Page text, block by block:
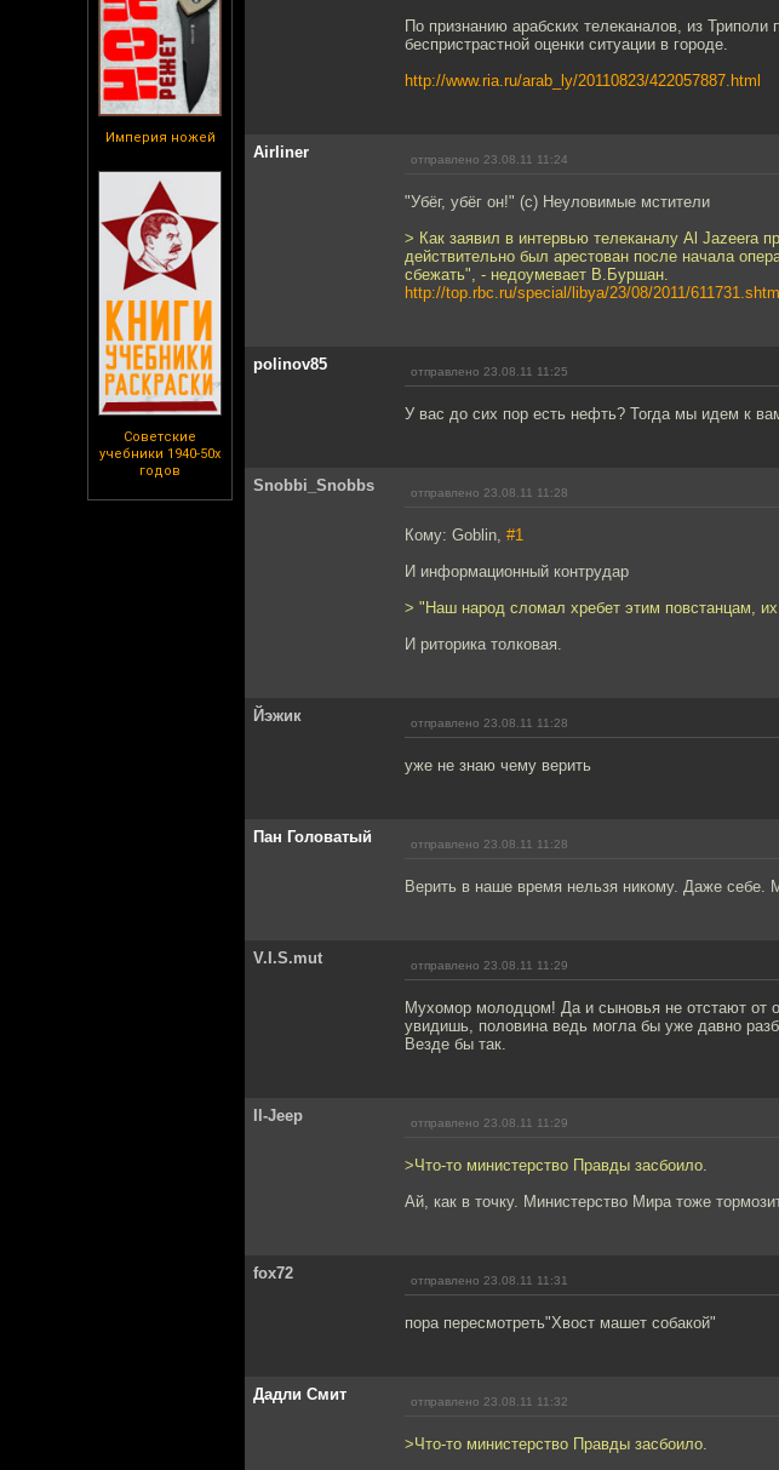
Империя ножей
Советские
учебники 1940-50х
годов
По признанию арабских телеканалов, из Триполи
беспристрастной оценки ситуации в городе.
http://www.ria.ru/arab_ly/20110823/422057887.html
Airliner отправлено 23.08.11 11:24
"Убёг, убёг он!" (с) Неуловимые мстители
> Как заявил в интервью телеканалу Al Jazeera
действительно был арестован после начала
сбежать", - недоумевает В.Буршан.
http://top.rbc.ru/special/libya/23/08/2011/611731.shtml
polinov85 отправлено 23.08.11 11:25
У вас до сих пор есть нефть? Тогда мы идем к
Snobbi_Snobbs отправлено 23.08.11 11:28
Кому: Goblin, #1
И информационный контрудар
> "Наш народ сломал хребет этим повстанцам,
И риторика толковая.
Йэжик отправлено 23.08.11 11:28
уже не знаю чему верить
Пан Головатый отправлено 23.08.11 11:28
Верить в наше время нельзя никому. Даже
V.I.S.mut отправлено 23.08.11 11:29
Мухомор молодцом! Да и сыновья не отстают от
увидишь, половина ведь могла бы уже давно
Везде бы так.
Il-Jeep отправлено 23.08.11 11:29
>Что-то министерство Правды засбоило.
Ай, как в точку. Министерство Мира тоже
fox72 отправлено 23.08.11 11:31
пора пересмотреть"Хвост машет собакой"
Дадли Смит отправлено 23.08.11 11:32
>Что-то министерство Правды засбоило.